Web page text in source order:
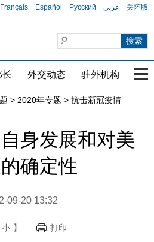
Français Español Русский عربي 关怀版
长 外交动态 驻外机构 国
> 2020年专题 > 抗击新冠疫情
身发展和对美
确定性
09-20 13:32
小 】 打印